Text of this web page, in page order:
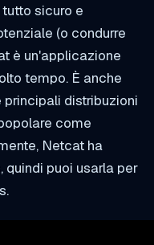
sicuro e
(o condurre
è un'applicazione
tempo. È anche
distribuzioni
come
Netcat ha
quindi puoi usarla per